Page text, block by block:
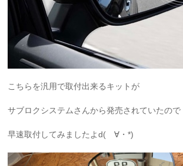
こちらを汎用で取付出来るキットが
サブロクシステムさんから発売されていたので
早速取付してみましたよd(ゝ∀・*)